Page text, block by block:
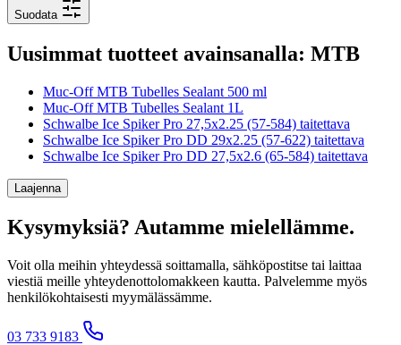
Suodata
Uusimmat tuotteet avainsanalla: MTB
Muc-Off MTB Tubelles Sealant 500 ml
Muc-Off MTB Tubelles Sealant 1L
Schwalbe Ice Spiker Pro 27,5x2.25 (57-584) taitettava
Schwalbe Ice Spiker Pro DD 29x2.25 (57-622) taitettava
Schwalbe Ice Spiker Pro DD 27,5x2.6 (65-584) taitettava
Laajenna
Kysymyksiä? Autamme mielellämme.
Voit olla meihin yhteydessä soittamalla, sähköpostitse tai laittaa
viestiä meille yhteydenottolomakkeen kautta. Palvelemme myös
henkilökohtaisesti myymälässämme.
03 733 9183